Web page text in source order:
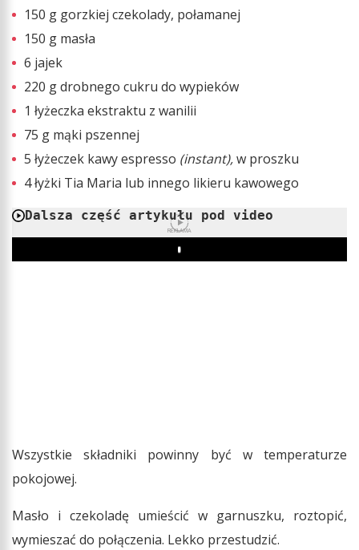
150 g gorzkiej czekolady, połamanej
150 g masła
6 jajek
220 g drobnego cukru do wypieków
1 łyżeczka ekstraktu z wanilii
75 g mąki pszennej
5 łyżeczek kawy espresso (instant),w proszku
4 łyżki Tia Maria lub innego likieru kawowego
Dalsza część artykułu pod video
REKLAMA
Play
Wszystkie składniki powinny być w temperaturze
pokojowej.
Masło i czekoladę umieścić w garnuszku, roztopić,
wymieszać do połączenia. Lekko przestudzić.